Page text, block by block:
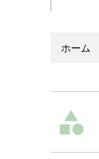
ホーム